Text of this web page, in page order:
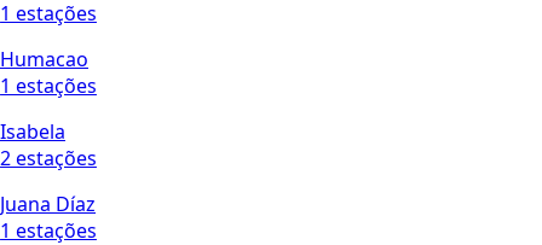
1 estações
Humacao
1 estações
Isabela
2 estações
Juana Díaz
1 estações